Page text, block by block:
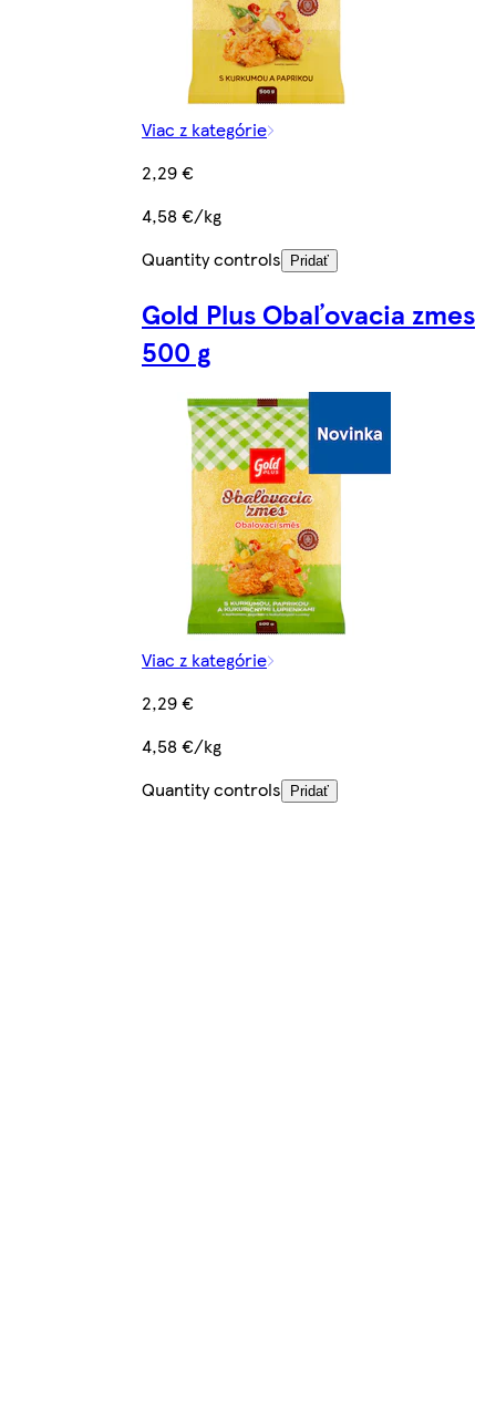
Viac z kategórie
2,29 €
4,58 €/kg
Quantity controls
Pridať
Gold Plus Obaľovacia zmes
500 g
Viac z kategórie
2,29 €
4,58 €/kg
Quantity controls
Pridať